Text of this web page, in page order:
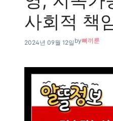
사회적 책
2024년 09월 12일 by삐끼룬